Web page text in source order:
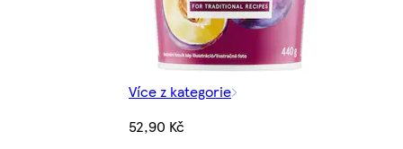
Více z kategorie
52,90 Kč